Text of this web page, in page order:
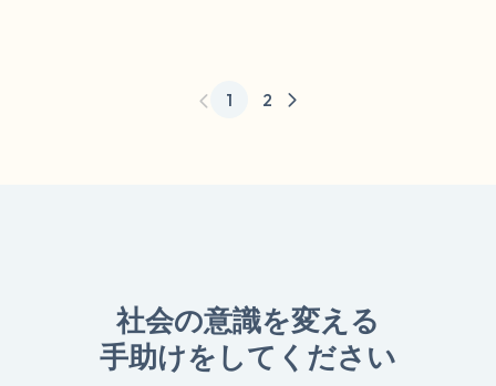
1 2
社会の意識を変える
手助けをしてください